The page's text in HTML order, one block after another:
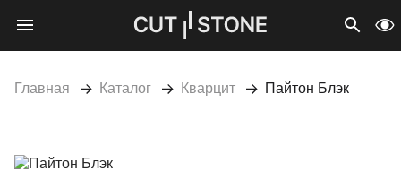
Мобильное меню
CUTSTONE Открыть
Главная Каталог Кварцит Пайтон Блэк